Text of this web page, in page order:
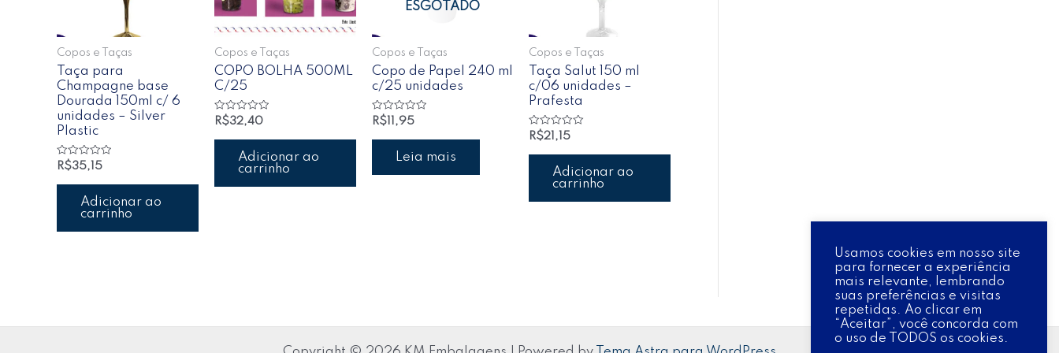
Copos e Taças
Taça para
Champagne base
Dourada 150ml c/ 6
unidades – Silver
Plastic
Avaliação
de
R$35,15
Adicionar ao
carrinho
Copos e Taças
COPO BOLHA 500ML
C/25
Avaliação
de
R$32,40
Adicionar ao
carrinho
ESGOTADO
Copos e Taças
Copo de Papel 240 ml
c/25 unidades
Avaliação
de
R$11,95
Leia mais
Copos e Taças
Taça Salut 150 ml
c/06 unidades –
Prafesta
Avaliação
de
R$21,15
Adicionar ao
carrinho
Usamos cookies em nosso site
para fornecer a experiência
mais relevante, lembrando
suas preferências e visitas
repetidas. Ao clicar em
“Aceitar”, você concorda com
o uso de TODOS os cookies.